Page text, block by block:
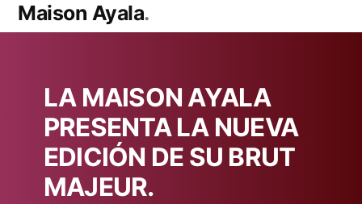
Maison Ayala
LA MAISON AYALA
PRESENTA LA NUEVA
EDICIÓN DE SU BRUT
MAJEUR.